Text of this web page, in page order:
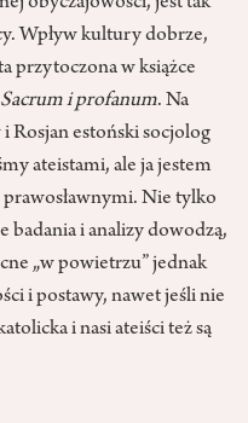
Wpływ kultury dobrze,
przytoczona w książce
Sacrum i profanum. Na
Rosjan estoński socjolog
ateistami, ale ja jestem
Nie tylko
badania i analizy dowodzą,
„w powietrzu” jednak
i postawy, nawet jeśli nie
i nasi ateiści też są